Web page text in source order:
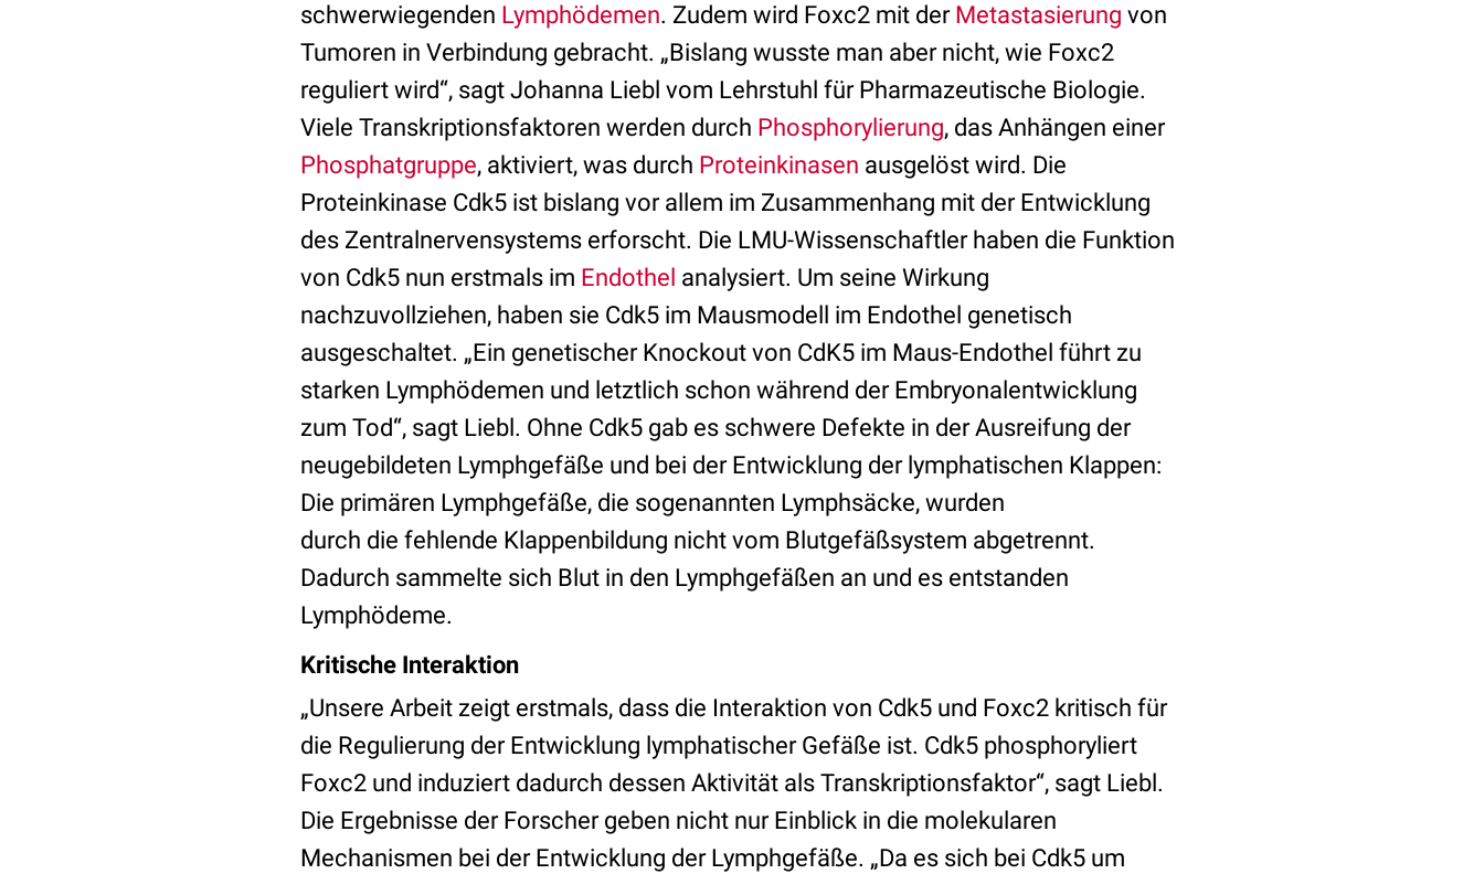
schwerwiegenden Lymphödemen. Zudem wird Foxc2 mit der Metastasierung von
Tumoren in Verbindung gebracht. „Bislang wusste man aber nicht, wie Foxc2
reguliert wird“, sagt Johanna Liebl vom Lehrstuhl für Pharmazeutische Biologie.
Viele Transkriptionsfaktoren werden durch Phosphorylierung, das Anhängen einer
Phosphatgruppe, aktiviert, was durch Proteinkinasen ausgelöst wird. Die
Proteinkinase Cdk5 ist bislang vor allem im Zusammenhang mit der Entwicklung
des Zentralnervensystems erforscht. Die LMU-Wissenschaftler haben die Funktion
von Cdk5 nun erstmals im Endothel analysiert. Um seine Wirkung
nachzuvollziehen, haben sie Cdk5 im Mausmodell im Endothel genetisch
ausgeschaltet. „Ein genetischer Knockout von CdK5 im Maus-Endothel führt zu
starken Lymphödemen und letztlich schon während der Embryonalentwicklung
zum Tod“, sagt Liebl. Ohne Cdk5 gab es schwere Defekte in der Ausreifung der
neugebildeten Lymphgefäße und bei der Entwicklung der lymphatischen Klappen:
Die primären Lymphgefäße, die sogenannten Lymphsäcke, wurden
durch die fehlende Klappenbildung nicht vom Blutgefäßsystem abgetrennt.
Dadurch sammelte sich Blut in den Lymphgefäßen an und es entstanden
Lymphödeme.
Kritische Interaktion
„Unsere Arbeit zeigt erstmals, dass die Interaktion von Cdk5 und Foxc2 kritisch für
die Regulierung der Entwicklung lymphatischer Gefäße ist. Cdk5 phosphoryliert
Foxc2 und induziert dadurch dessen Aktivität als Transkriptionsfaktor“, sagt Liebl.
Die Ergebnisse der Forscher geben nicht nur Einblick in die molekularen
Mechanismen bei der Entwicklung der Lymphgefäße. „Da es sich bei Cdk5 um